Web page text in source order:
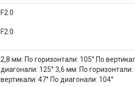
F2.0
F2.0
2,8 мм: По горизонтали: 105° По
диагонали: 125° 3,6 мм: По горизонтали:
вертикали: 47° По диагонали: 104°